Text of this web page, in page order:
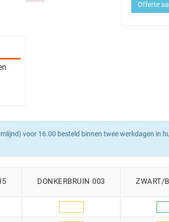
Offerte
voor 16.00 besteld binnen twee werkdagen in
DONKERBRUIN 003 ZWART/